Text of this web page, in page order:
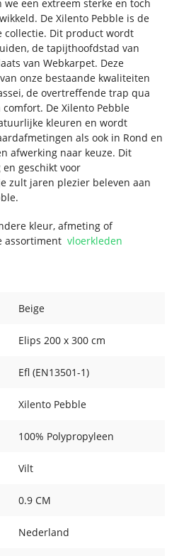
een extreem sterke en toch
De Xilento Pebble is de
collectie. Dit product wordt
de tapijthoofdstad van
van Webkarpet. Deze
onze bestaande kwaliteiten
de overtreffende trap qua
De Xilento Pebble
kleuren en wordt
als ook in Rond en
afwerking naar keuze. Dit
geschikt voor
zult jaren plezier beleven aan
kleur, afmeting of
assortimentvloerkleden
Beige
Elips 200 x 300 cm
Efl (EN13501-1)
Xilento Pebble
100% Polypropyleen
Vilt
0.9 CM
Nederland